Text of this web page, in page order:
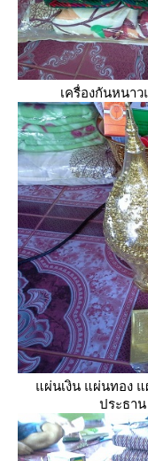
เครื่องกันหนา
ผ่นเงิน แผ่นทอง แ
ประธา